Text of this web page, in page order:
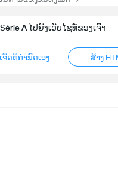
A ໄປຍັງເວັບໄຊທ໌ຂອງເຈົ້າ
ຈັດທີ່ກຳນົດເອງ ສ້າງ